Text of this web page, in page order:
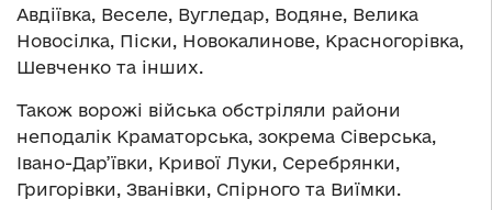
Авдіївка, Веселе, Вугледар, Водяне, Велика
Новосілка, Піски, Новокалинове, Красногорівка,
Шевченко та інших.
Також ворожі війська обстріляли райони
неподалік Краматорська, зокрема Сіверська,
Івано-Дар’ївки, Кривої Луки, Серебрянки,
Григорівки, Званівки, Спірного та Виїмки.